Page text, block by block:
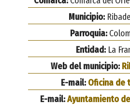
Municipio:
Parroquia:
Entidad: La
Web del municipio:
E-mail: Oficina de
E-mail:Ayuntamiento